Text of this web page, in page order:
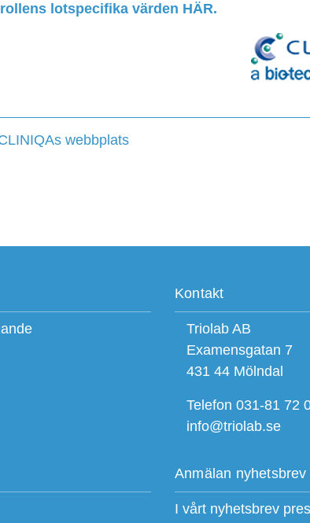
lotspecifika värden HÄR.
webbplats
Kontakt
Triolab AB
Examensgatan 7
431 44 Mölndal
Telefon 031-81 72
info@triolab.se
Anmälan nyhetsbrev
I vårt nyhetsbrev